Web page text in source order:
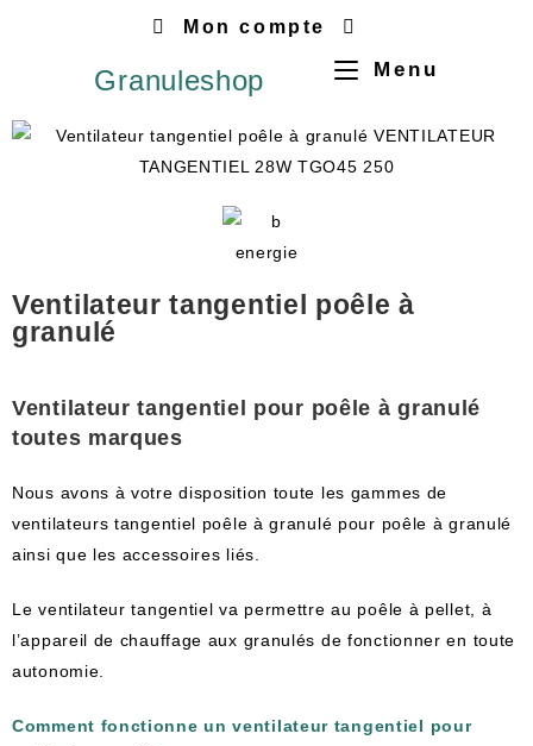
Mon compte
Granuleshop Menu
Ventilateur tangentiel poêle à
granulé
Ventilateur tangentiel pour poêle à granulé
toutes marques
Nous avons à votre disposition toute les gammes de
ventilateurs tangentiel poêle à granulé pour poêle à granulé
ainsi que les accessoires liés.
Le ventilateur tangentiel va permettre au poêle à pellet, à
l’appareil de chauffage aux granulés de fonctionner en toute
autonomie.
Comment fonctionne un ventilateur tangentiel pour